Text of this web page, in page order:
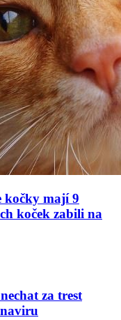
kočky mají 9
koček zabili na
za trest